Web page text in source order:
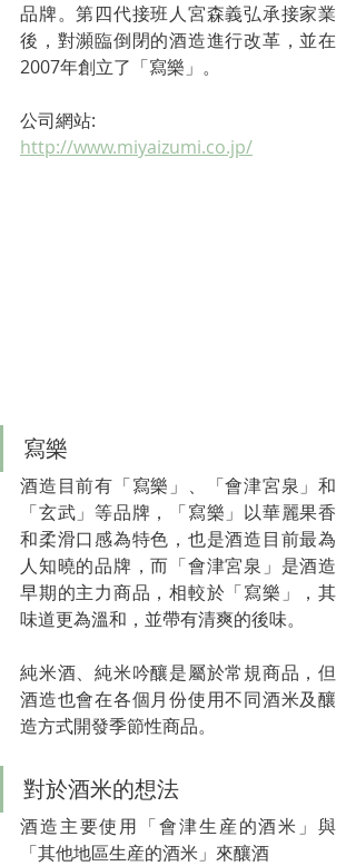
品牌。第四代接班人宮森義弘承接家業
後，對瀕臨倒閉的酒造進行改革，並在
2007年創立了「寫樂」。
公司網站:
http://www.miyaizumi.co.jp/
寫樂
酒造目前有「寫樂」、「會津宮泉」和
「玄武」等品牌，「寫樂」以華麗果香
和柔滑口感為特色，也是酒造目前最為
人知曉的品牌，而「會津宮泉」是酒造
早期的主力商品，相較於「寫樂」，其
味道更為溫和，並帶有清爽的後味。
純米酒、純米吟釀是屬於常規商品，但
酒造也會在各個月份使用不同酒米及釀
造方式開發季節性商品。
對於酒米的想法
酒造主要使用「會津生産的酒米」與
「其他地區生産的酒米」來釀酒